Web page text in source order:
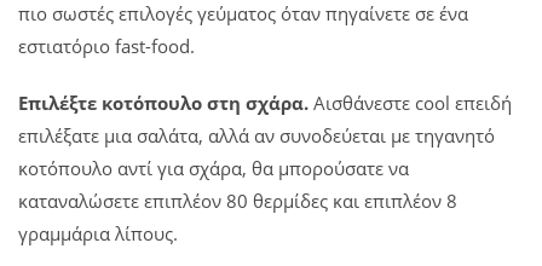
πιο σωστές επιλογές γεύματος όταν πηγαίνετε σε ένα
εστιατόριο fast-food.
Επιλέξτε κοτόπουλο στη σχάρα. Αισθάνεστε coοl επειδή
επιλέξατε μια σαλάτα, αλλά αν συνοδεύεται με τηγανητό
κοτόπουλο αντί για σχάρα, θα μπορούσατε να
καταναλώσετε επιπλέον 80 θερμίδες και επιπλέον 8
γραμμάρια λίπους.